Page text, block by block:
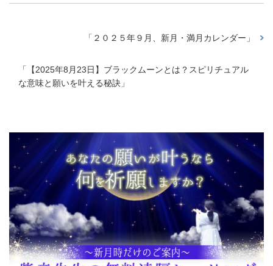
「 ２０２５年９月、新月・満月カレンダー 」
「
【2025年8月23日】ブラックムーンとは？スピリチュアル
な意味と願いを叶える秘訣 」